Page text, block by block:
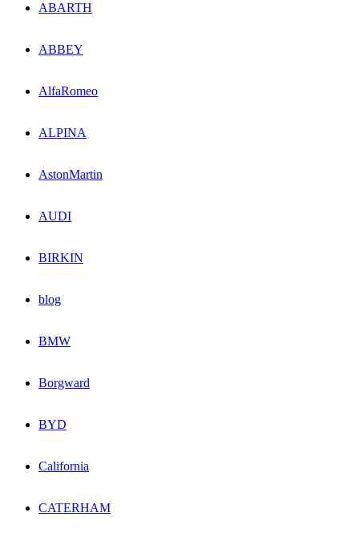
ABARTH
ABBEY
AlfaRomeo
ALPINA
AstonMartin
AUDI
BIRKIN
blog
BMW
Borgward
BYD
California
CATERHAM